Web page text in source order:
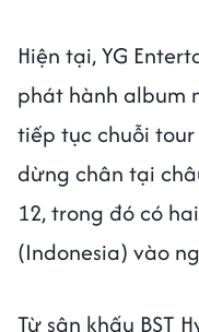
Hiện tại, YG
phát hành album
tiếp tục chuỗi tour
dừng chân tại
12, trong đó có
(Indonesia) vào
Từ sân khấu BST